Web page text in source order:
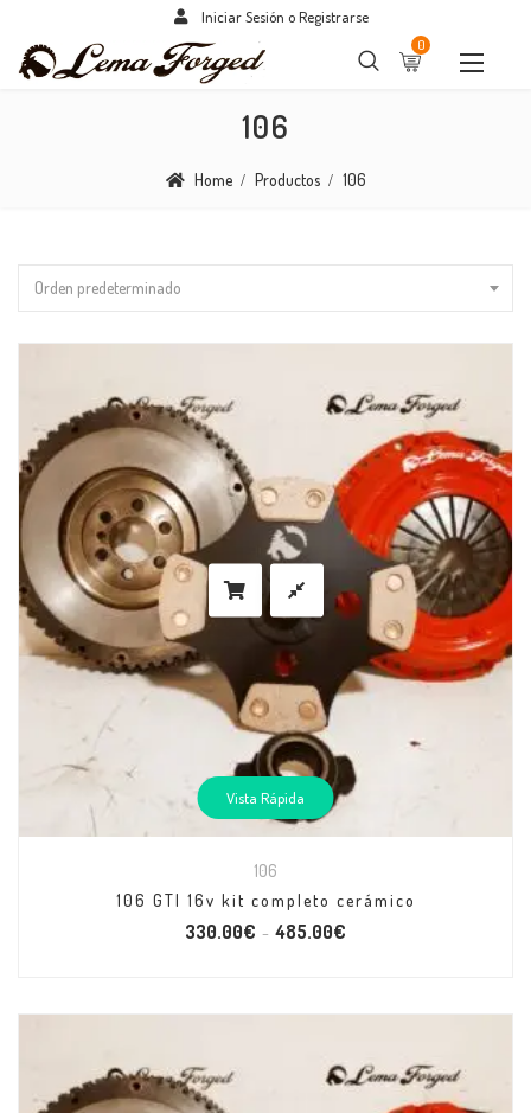
Iniciar Sesión o Registrarse
0
106
Home Productos 106
Orden predeterminado
Vista Rápida
106
106 GTI 16v kit completo cerámico
330.00€ – 485.00€